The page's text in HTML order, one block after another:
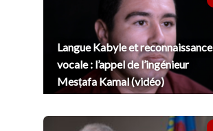
Langue Kabyle et reconnaissance
vocale : l’appel de l’ingénieur
Mesṭafa Kamal (vidéo)